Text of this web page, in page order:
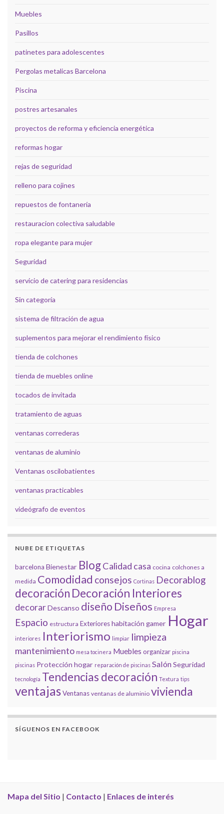
Muebles
Pasillos
patinetes para adolescentes
Pergolas metalicas Barcelona
Piscina
postres artesanales
proyectos de reforma y eficiencia energética
reformas hogar
rejas de seguridad
relleno para cojines
repuestos de fontanería
restauracion colectiva saludable
ropa elegante para mujer
Seguridad
servicio de catering para residencias
Sin categoría
sistema de filtración de agua
suplementos para mejorar el rendimiento físico
tienda de colchones
tienda de muebles online
tocados de invitada
tratamiento de aguas
ventanas correderas
ventanas de aluminio
Ventanas oscilobatientes
ventanas practicables
videógrafo de eventos
NUBE DE ETIQUETAS
barcelona Bienestar BlogCalidad casa cocina colchones a
medida Comodidad consejos Cortinas Decorablog
decoración Decoración Interiores
decorarDescanso diseño Diseños Empresa
Espacio estructura Exterioreshabitación gamer Hogar
interiores Interiorismo limpiar limpieza
mantenimiento mesa tocinera Muebles organizar piscina
piscinas Protección hogar reparación de piscinas SalónSeguridad
tecnología Tendencias decoración Textura tips
ventajasVentanas ventanas de aluminio vivienda
SÍGUENOS EN FACEBOOK
Mapa del Sitio | Contacto | Enlaces de interés